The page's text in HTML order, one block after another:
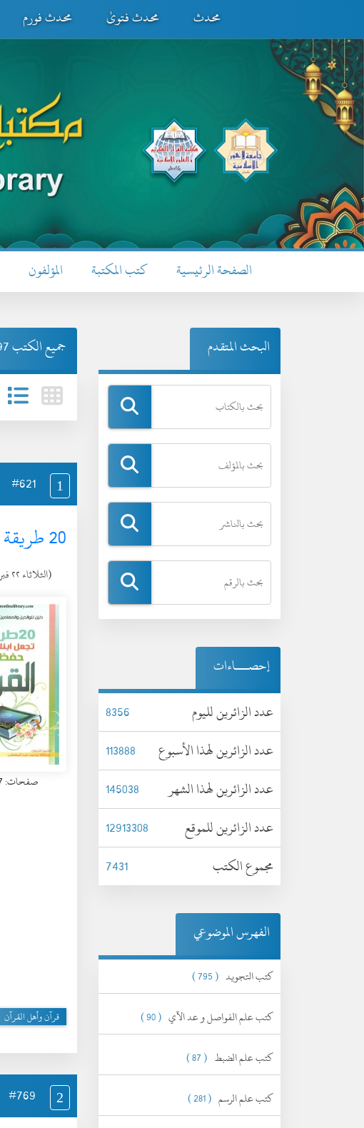
محدث محدث فتویٰ محدث فورم
الصفحة الرئيسية كتب المكتبة المؤلفون
جميع الكتب 197
1
#621
20 طريقة تجعل ابنك يحب حفظ القرآن
(الثلاثاء ٢٢ فبراير ٢٠٢٢ء)
صفحات: 97
قرآن وأهل القرآن
2
#769
البحث المتقدم
إحصـــاءات
عدد الزائرين لليوم
8356
عدد الزائرين لهذا الأسبوع
113888
عدد الزائرين لهذا الشهر
145038
عدد الزائرين للموقع
12913308
مجموع الكتب
7431
الفهرس الموضوعي
كتب التجويد ( 795 )
كتب علم الفواصل و عد الآي ( 90 )
كتب علم الضبط ( 87 )
كتب علم الرسم ( 281 )